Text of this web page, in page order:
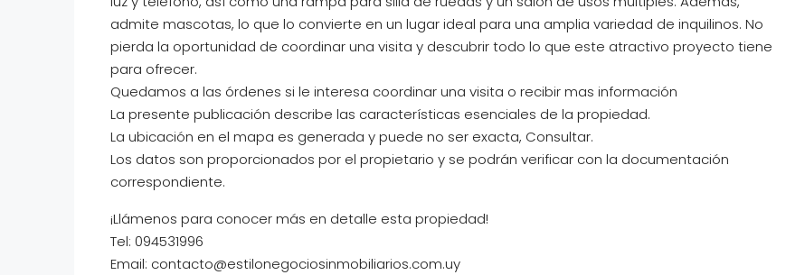
admite mascotas, lo que lo convierte en un lugar ideal para una amplia variedad de inquilinos. No
pierda la oportunidad de coordinar una visita y descubrir todo lo que este atractivo proyecto tiene
para ofrecer.
Quedamos a las órdenes si le interesa coordinar una visita o recibir mas información
La presente publicación describe las características esenciales de la propiedad.
La ubicación en el mapa es generada y puede no ser exacta, Consultar.
Los datos son proporcionados por el propietario y se podrán verificar con la documentación
correspondiente.
¡Llámenos para conocer más en detalle esta propiedad!
Tel: 094531996
Email: contacto@estilonegociosinmobiliarios.com.uy